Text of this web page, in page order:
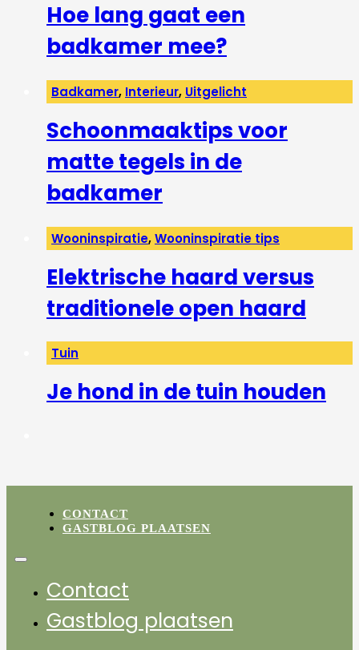
Hoe lang gaat een
badkamer mee?
Badkamer, Interieur, Uitgelicht
Schoonmaaktips voor
matte tegels in de
badkamer
Wooninspiratie,Wooninspiratie tips
Elektrische haard versus
traditionele open haard
Tuin
Je hond in de tuin houden
CONTACT
GASTBLOG PLAATSEN
Contact
Gastblog plaatsen